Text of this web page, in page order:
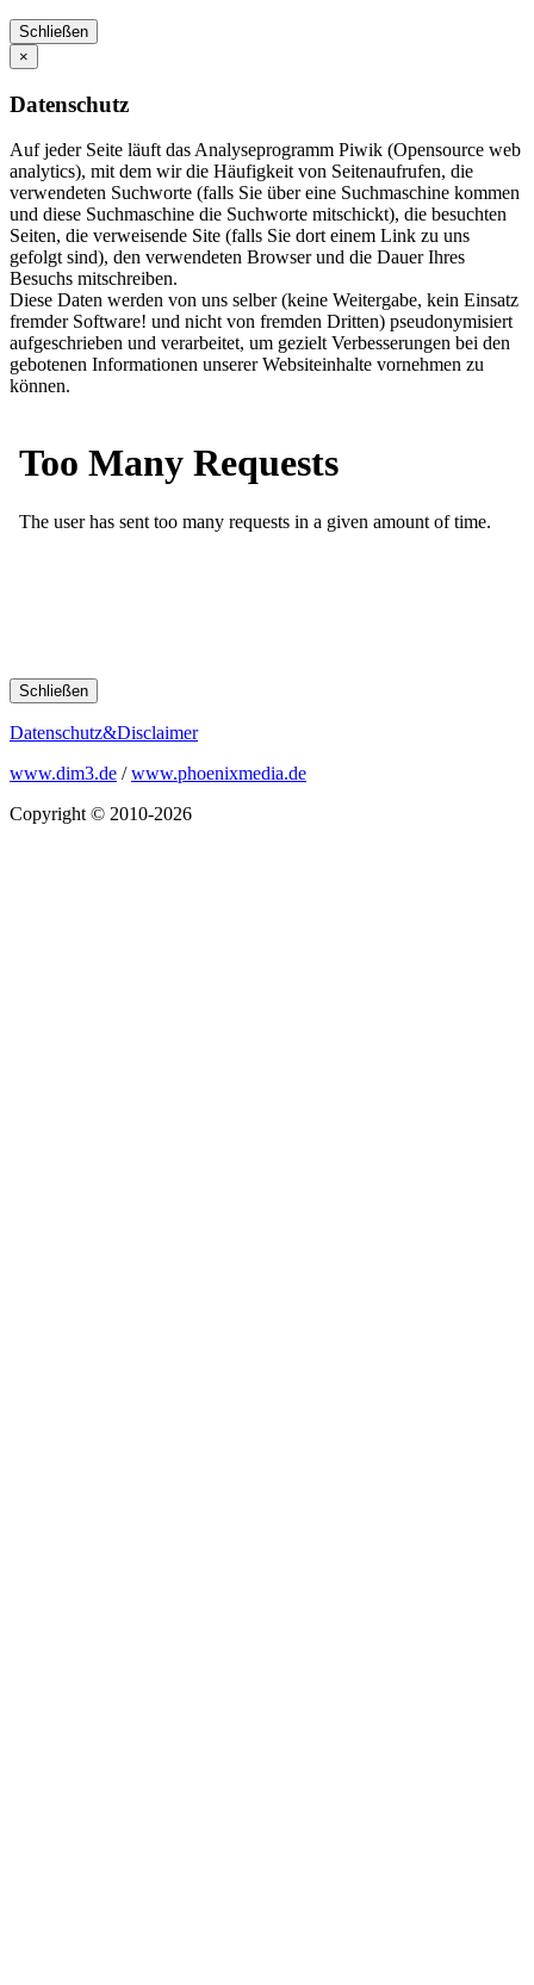
Schließen
×
Datenschutz
Auf jeder Seite läuft das Analyseprogramm Piwik (Opensource web
analytics), mit dem wir die Häufigkeit von Seitenaufrufen, die
verwendeten Suchworte (falls Sie über eine Suchmaschine kommen
und diese Suchmaschine die Suchworte mitschickt), die besuchten
Seiten, die verweisende Site (falls Sie dort einem Link zu uns
gefolgt sind), den verwendeten Browser und die Dauer Ihres
Besuchs mitschreiben.
Diese Daten werden von uns selber (keine Weitergabe, kein Einsatz
fremder Software! und nicht von fremden Dritten) pseudonymisiert
aufgeschrieben und verarbeitet, um gezielt Verbesserungen bei den
gebotenen Informationen unserer Websiteinhalte vornehmen zu
können.
Schließen
Datenschutz&Disclaimer
www.dim3.de /www.phoenixmedia.de
Copyright © 2010-2026